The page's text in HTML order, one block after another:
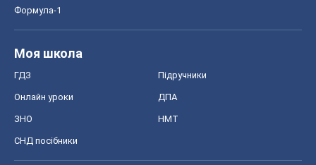
Формула-1
Моя школа
ГДЗ Підручники
Онлайн уроки ДПА
ЗНО НМТ
СНД посібники